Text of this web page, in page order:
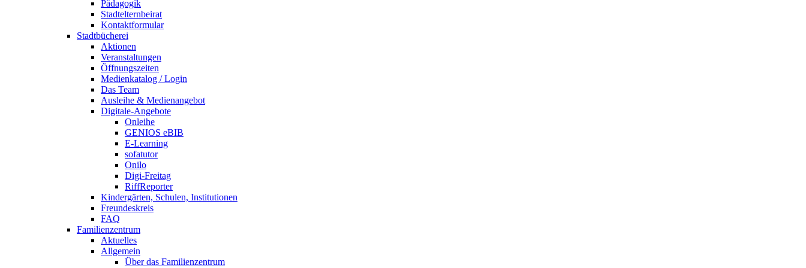
Pädagogik
Stadtelternbeirat
Kontaktformular
Stadtbücherei
Aktionen
Veranstaltungen
Öffnungszeiten
Medienkatalog / Login
Das Team
Ausleihe & Medienangebot
Digitale-Angebote
Onleihe
GENIOS eBIB
E-Learning
sofatutor
Onilo
Digi-Freitag
RiffReporter
Kindergärten, Schulen, Institutionen
Freundeskreis
FAQ
Familienzentrum
Aktuelles
Allgemein
Über das Familienzentrum